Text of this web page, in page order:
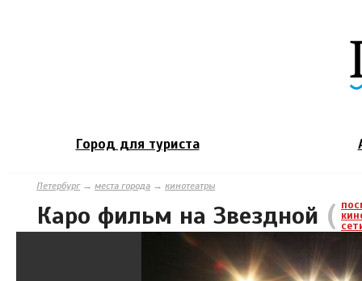
Город для туриста
Петербург→ места города → кинотеатры
Каро фильм на Звездной (